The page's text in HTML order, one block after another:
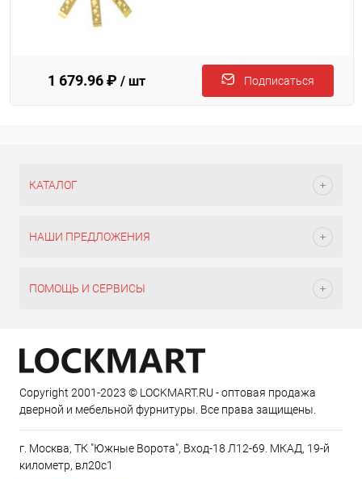
1 679.96 ₽ / шт Подписаться
КАТАЛОГ
НАШИ ПРЕДЛОЖЕНИЯ
ПОМОЩЬ И СЕРВИСЫ
Copyright 2001-2023 © LOCKMART.RU - оптовая продажа
дверной и мебельной фурнитуры. Все права защищены.
г. Москва, ТК "Южные Ворота", Вход-18 Л12-69. МКАД, 19-й
километр, вл20с1